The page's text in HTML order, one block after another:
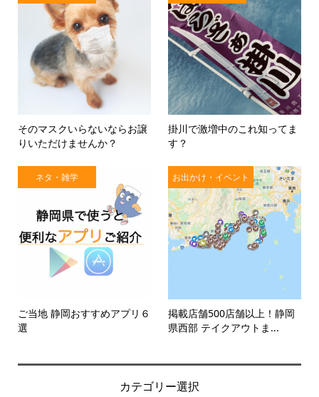
そのマスクいらないならお譲
りいただけませんか？
掛川で激増中のこれ知ってま
す？
ネタ・雑学
ご当地 静岡おすすめアプリ６
選
お出かけ・イベント
掲載店舗500店舗以上！静岡
県西部 テイクアウトま...
カテゴリー選択